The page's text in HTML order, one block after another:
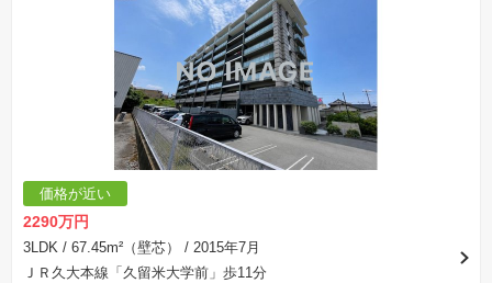
価格が近い
2290万円
3LDK / 67.45m²（壁芯）
/ 2015年7月
ＪＲ久大本線「久留米大学前」歩11分